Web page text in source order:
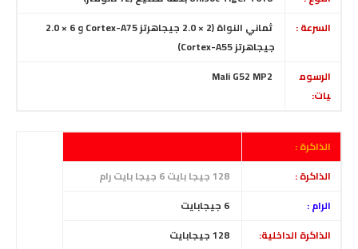
السرعة :
ثماني النواة (2 × 2.0 جيجاهرتز Cortex-A75 و 6 × 2.0
جيجاهرتز Cortex-A55)
الرسوم
يات:
Mali G52 MP2
الذاكرة :
الذاكرة :
الرام :
6 جيجابايت
الذاكرة الداخلية:
جيجابايت